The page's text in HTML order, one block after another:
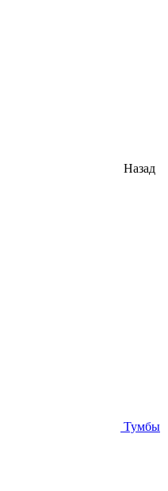
Назад
Тумбы